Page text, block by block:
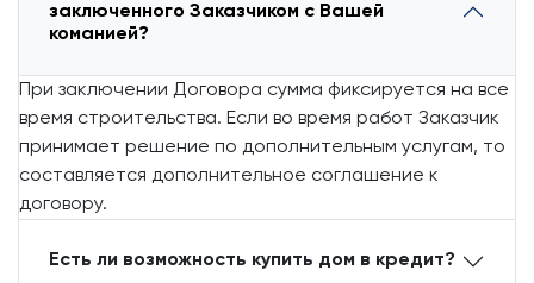
заключенного Заказчиком с Вашей
команией?
При заключении Договора сумма фиксируется на все
время строительства. Если во время работ Заказчик
принимает решение по дополнительным услугам, то
составляется дополнительное соглашение к
договору.
Есть ли возможность купить дом в кредит?